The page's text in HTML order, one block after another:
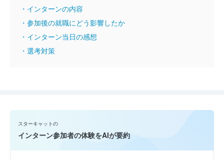
・インターンの内容
・参加後の就職にどう影響したか
・インターン当日の感想
・選考対策
スターキャットの
インターン参加者の体験をAIが要約